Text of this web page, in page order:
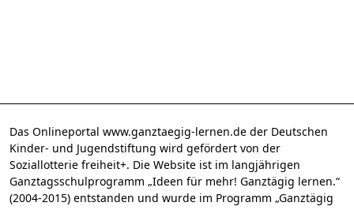
Das Onlineportal www.ganztaegig-lernen.de der Deutschen
Kinder- und Jugendstiftung wird gefördert von der
Soziallotterie freiheit+. Die Website ist im langjährigen
Ganztagsschulprogramm „Ideen für mehr! Ganztägig lernen.“
(2004-2015) entstanden und wurde im Programm „Ganztägig